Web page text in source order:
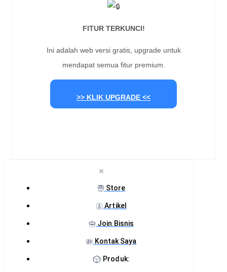
FITUR TERKUNCI!
Ini adalah web versi gratis, upgrade untuk
mendapat semua fitur premium.
>> KLIK UPGRADE <<
Store
Artikel
Join Bisnis
Kontak Saya
Produk: